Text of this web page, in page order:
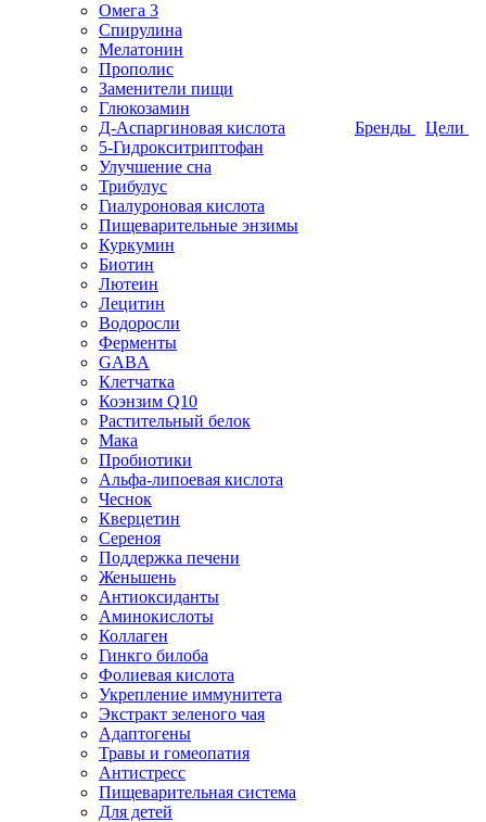
Омега 3
Спирулина
Мелатонин
Прополис
Заменители пищи
Глюкозамин
Д-Аспаргиновая кислота
5-Гидрокситриптофан
Улучшение сна
Трибулус
Гиалуроновая кислота
Пищеварительные энзимы
Куркумин
Биотин
Лютеин
Лецитин
Водоросли
Ферменты
GABA
Клетчатка
Коэнзим Q10
Растительный белок
Мака
Пробиотики
Альфа-липоевая кислота
Чеснок
Кверцетин
Сереноя
Поддержка печени
Женьшень
Антиоксиданты
Аминокислоты
Коллаген
Гинкго билоба
Фолиевая кислота
Укрепление иммунитета
Экстракт зеленого чая
Адаптогены
Травы и гомеопатия
Антистресс
Пищеварительная система
Для детей
Бренды Цели